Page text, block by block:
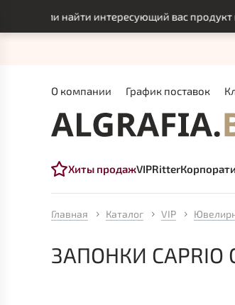
найти интересующий вас продукт
О компании График поставок
Хиты продажVIPRitter
Главная Каталог VIP
ЗАПОНКИ CAPRIO